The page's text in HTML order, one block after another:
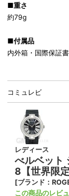
■重さ
約79g
■付属品
内外箱・国際保証
コミュレビ
レディース
べルベット
8【世界限
[ブランド：
この商品のレビ